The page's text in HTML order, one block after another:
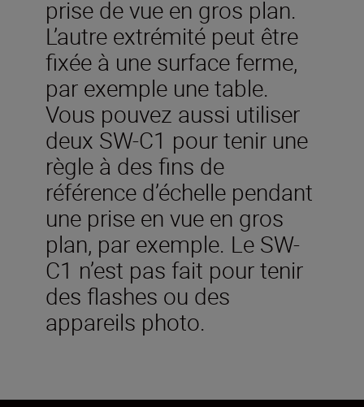
prise de vue en gros plan.
L’autre extrémité peut être
fixée à une surface ferme,
par exemple une table.
Vous pouvez aussi utiliser
deux SW-C1 pour tenir une
règle à des fins de
référence d’échelle pendant
une prise en vue en gros
plan, par exemple. Le SW-
C1 n’est pas fait pour tenir
des flashes ou des
appareils photo.